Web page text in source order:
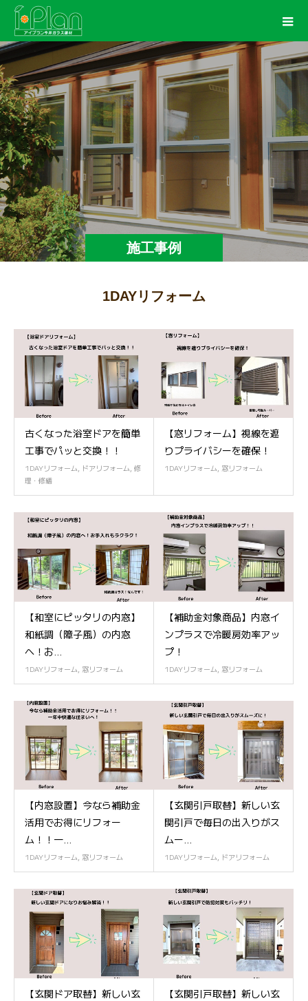
施工事例
1DAYリフォーム
古くなった浴室ドアを簡単
工事でパッと交換！！
1DAYリフォーム, ドアリフォーム, 修
理・修繕
【窓リフォーム】視線を遮
りプライバシーを確保！
1DAYリフォーム, 窓リフォーム
【和室にピッタリの内窓】
和紙調（障子風）の内窓
へ！お...
1DAYリフォーム 窓リフォーム
【補助金対象商品】内窓イ
ンプラスで冷暖房効率アッ
プ！
1DAYリフォーム 窓リフォーム
【内窓設置】今なら補助金
活用でお得にリフォー
ム！！一...
1DAYリフォーム, 窓リフォーム
【玄関引戸取替】新しい玄
関引戸で毎日の出入りがス
ムー...
1DAYリフォーム, ドアリフォーム
【玄関ドア取替】新しい玄
【玄関引戸取替】新しい玄